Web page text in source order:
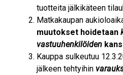
tuotteita jälkikäteen
Matkakaupan
muutokset hoidetaan
vastuuhenkilöiden
Kauppa sulkeutuu
jälkeen tehtyihin